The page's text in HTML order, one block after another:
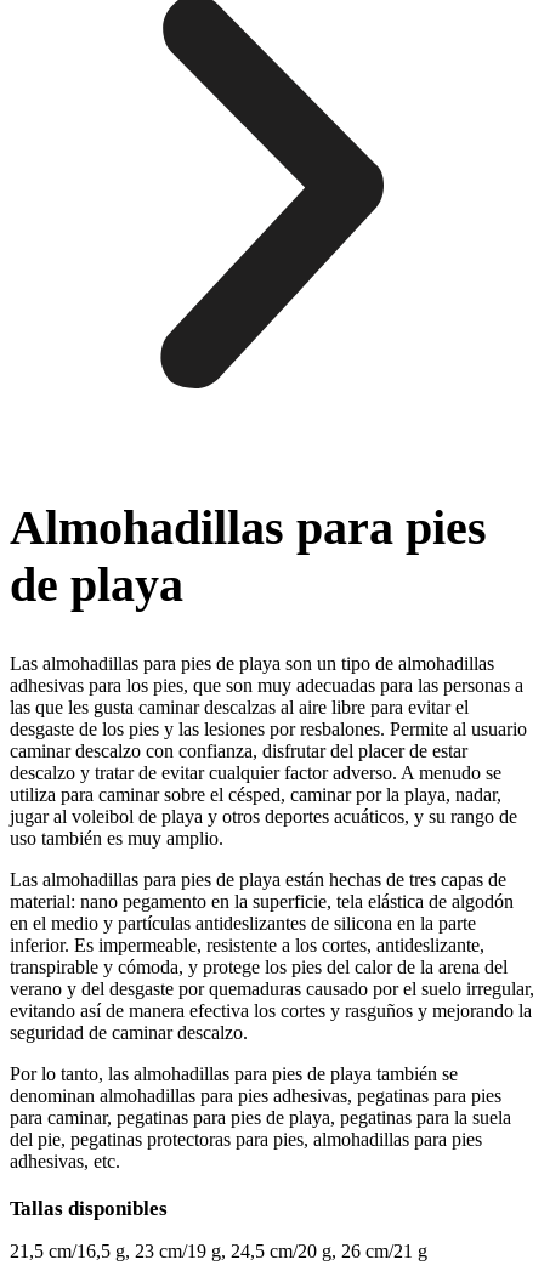
Almohadillas para pies
de playa
Las almohadillas para pies de playa son un tipo de almohadillas
adhesivas para los pies, que son muy adecuadas para las personas a
las que les gusta caminar descalzas al aire libre para evitar el
desgaste de los pies y las lesiones por resbalones. Permite al usuario
caminar descalzo con confianza, disfrutar del placer de estar
descalzo y tratar de evitar cualquier factor adverso. A menudo se
utiliza para caminar sobre el césped, caminar por la playa, nadar,
jugar al voleibol de playa y otros deportes acuáticos, y su rango de
uso también es muy amplio.
Las almohadillas para pies de playa están hechas de tres capas de
material: nano pegamento en la superficie, tela elástica de algodón
en el medio y partículas antideslizantes de silicona en la parte
inferior. Es impermeable, resistente a los cortes, antideslizante,
transpirable y cómoda, y protege los pies del calor de la arena del
verano y del desgaste por quemaduras causado por el suelo irregular,
evitando así de manera efectiva los cortes y rasguños y mejorando la
seguridad de caminar descalzo.
Por lo tanto, las almohadillas para pies de playa también se
denominan almohadillas para pies adhesivas, pegatinas para pies
para caminar, pegatinas para pies de playa, pegatinas para la suela
del pie, pegatinas protectoras para pies, almohadillas para pies
adhesivas, etc.
Tallas disponibles
21,5 cm/16,5 g, 23 cm/19 g, 24,5 cm/20 g, 26 cm/21 g